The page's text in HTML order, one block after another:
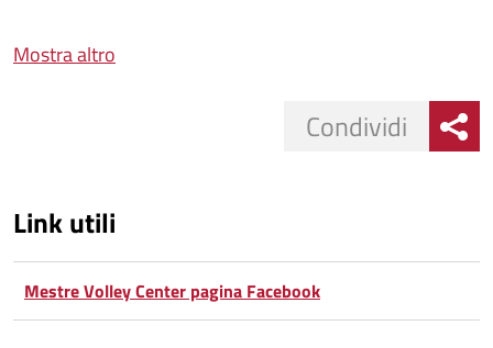
Mostra altro
Condividi
Link utili
Mestre Volley Center pagina Facebook